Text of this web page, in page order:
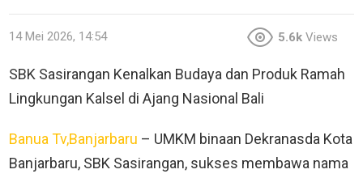
14 Mei 2026, 14:54 5.6k Views
SBK Sasirangan Kenalkan Budaya dan Produk Ramah
Lingkungan Kalsel di Ajang Nasional Bali
Banua Tv,Banjarbaru – UMKM binaan Dekranasda Kota
Banjarbaru, SBK Sasirangan, sukses membawa nama